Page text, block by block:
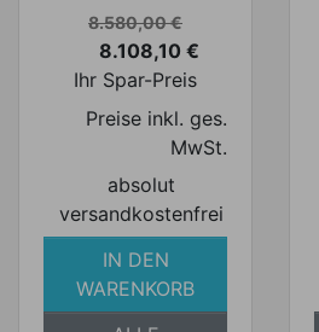
Verkaufspreis
8.580,00 €
Preis
8.108,10 €
Ihr Spar-Preis
Preise inkl. ges.
MwSt.
absolut
versandkostenfrei
IN DEN
WARENKORB